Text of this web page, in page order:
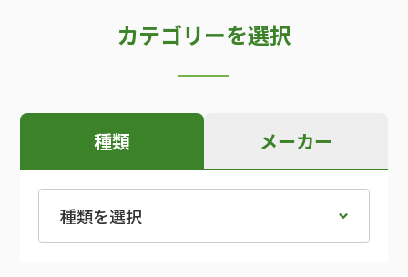
カテゴリーを選択
種類 メーカー